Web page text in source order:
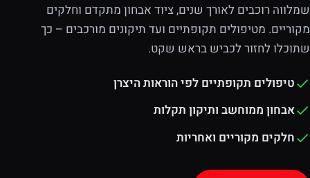
שמלווה רוכבים לאורך שנים, ציוד אבחון מתקדם וחלקים
מקוריים. מטיפולים תקופתיים ועד תיקונים מורכבים – כך
שתוכלו לחזור לכביש בראש שקט.
טיפולים תקופתיים לפי הוראות היצרן
אבחון ממוחשב ותיקון תקלות
חלקים מקוריים ואחריות